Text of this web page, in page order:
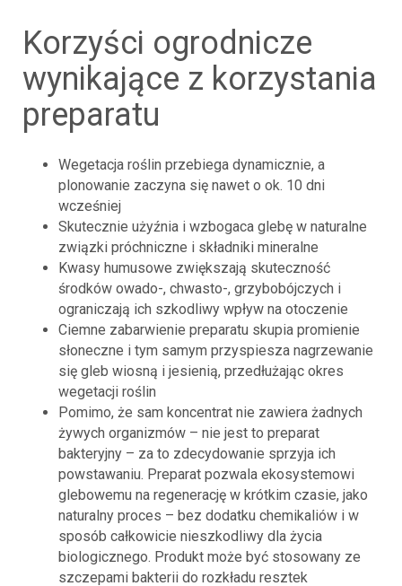
korzyści ogrodnicze
wynikające z korzystania
preparatu
Wegetacja roślin przebiega dynamicznie, a
plonowanie zaczyna się nawet o ok. 10 dni
wcześniej
Skutecznie użyźnia i wzbogaca glebę w naturalne
związki próchniczne i składniki mineralne
Kwasy humusowe zwiększają skuteczność
środków owado-, chwasto-, grzybobójczych i
ograniczają ich szkodliwy wpływ na otoczenie
Ciemne zabarwienie preparatu skupia promienie
słoneczne i tym samym przyspiesza nagrzewanie
się gleb wiosną i jesienią, przedłużając okres
wegetacji roślin
Pomimo, że sam koncentrat nie zawiera żadnych
żywych organizmów – nie jest to preparat
bakteryjny – za to zdecydowanie sprzyja ich
powstawaniu. Preparat pozwala ekosystemowi
glebowemu na regenerację w krótkim czasie, jako
naturalny proces – bez dodatku chemikaliów i w
sposób całkowicie nieszkodliwy dla życia
biologicznego. Produkt może być stosowany ze
szczepami bakterii do rozkładu resztek